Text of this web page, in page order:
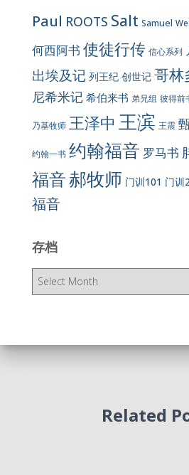
Paul ROOTS Salt Samuel
何西阿书 使徒行传 信心系列
出埃及记 列王纪 创世记 哥林
尼希米记 希伯来书 弟兄组 彼得前
乃基牧师 王泽中 王滨 王震
约翰一书 约翰福音 罗马书
福音郝牧师 门训101 门训
福音
存档
存
Related